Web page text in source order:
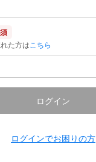
た方は こちら
ログイン
ログインでお困りの方